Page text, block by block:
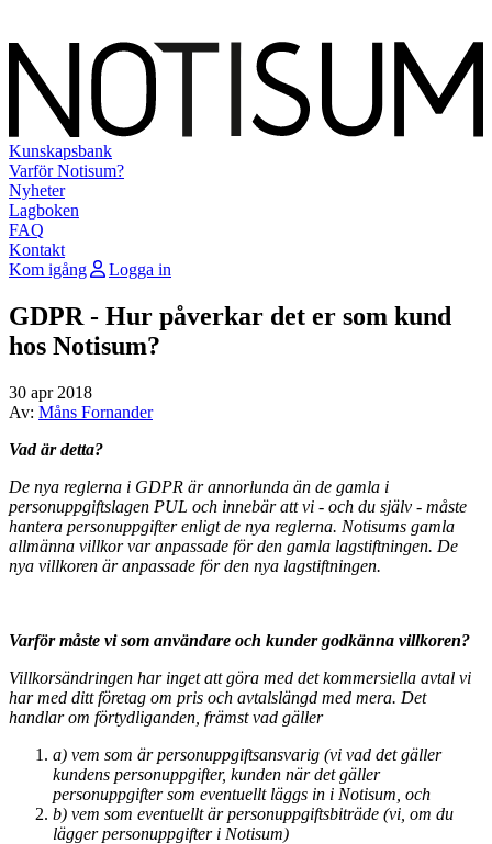
Kunskapsbank
Varför Notisum?
Nyheter
Lagboken
FAQ
Kontakt
Kom igång
Logga in
GDPR - Hur påverkar det er som kund
hos Notisum?
30 apr 2018
Av: Måns Fornander
Vad är detta?
De nya reglerna i GDPR är annorlunda än de gamla i
personuppgiftslagen PUL och innebär att vi - och du själv - måste
hantera personuppgifter enligt de nya reglerna. Notisums gamla
allmänna villkor var anpassade för den gamla lagstiftningen. De
nya villkoren är anpassade för den nya lagstiftningen.
Varför måste vi som användare och kunder godkänna villkoren?
Villkorsändringen har inget att göra med det kommersiella avtal vi
har med ditt företag om pris och avtalslängd med mera. Det
handlar om förtydliganden, främst vad gäller
a) vem som är personuppgiftsansvarig (vi vad det gäller
kundens personuppgifter, kunden när det gäller
personuppgifter som eventuellt läggs in i Notisum, och
b) vem som eventuellt är personuppgiftsbiträde (vi, om du
lägger personuppgifter i Notisum)